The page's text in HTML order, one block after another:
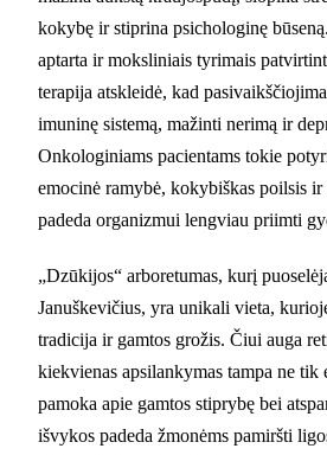
kokybę ir stiprina psichologinę
aptarta ir moksliniais tyrimais
terapija atskleidė, kad
imuninę sistemą, mažinti nerimą ir
Onkologiniams pacientams tokie
emocinė ramybė, kokybiškas poilsis
padeda organizmui lengviau priimti
„Dzūkijos“ arboretumas, kurį
Januškevičius, yra unikali vieta,
tradicija ir gamtos grožis. Čiui auga
kiekvienas apsilankymas tampa ne
pamoka apie gamtos stiprybę bei
išvykos padeda žmonėms pamiršti